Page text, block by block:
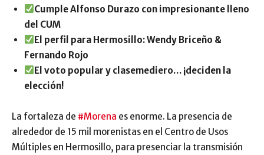
Cumple Alfonso Durazo con impresionante lleno
del CUM
El perfil para Hermosillo: Wendy Briceño &
Fernando Rojo
El voto popular y clasemediero… ¡deciden la
elección!
La fortaleza de #Morena es enorme. La presencia de
alrededor de 15 mil morenistas en el Centro de Usos
Múltiples en Hermosillo, para presenciar la transmisión